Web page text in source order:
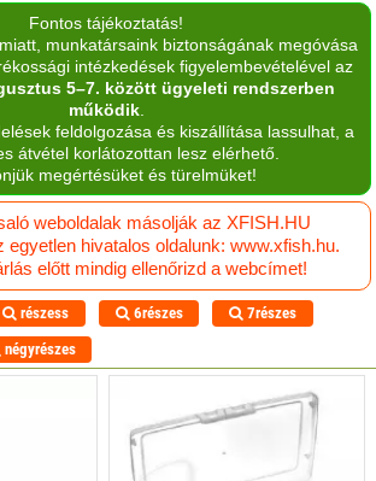
Fontos tájékoztatás!
munkatársaink biztonságának megóvása
intézkedések figyelembevételével az
5–7. között ügyeleti rendszerben
működik.
feldolgozása és kiszállítása lassulhat, a
átvétel korlátozottan lesz elérhető.
megértésüket és türelmüket!
weboldalak másolják az XFISH.HU
egyetlen hivatalos oldalunk: www.xfish.hu.
előtt mindig ellenőrizd a webcímet!
részess 6részes
7részes
négyrészes